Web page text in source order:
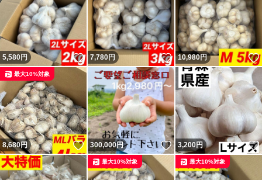
5,580円 いいね！
7,780円 いいね！
10,980円
8,680円 いいね！
最大10%対象
300,000円 いいね！
3,200円
最大10%対象 最大10%対象